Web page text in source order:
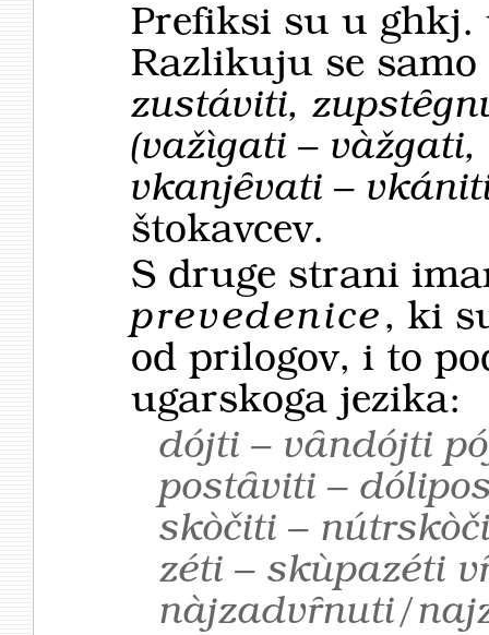
Prefiksi su u
Razlikuju se
zustáviti,
(važìgati –
vkanjȇvati –
štokavcev.
S druge strani
prevedenice, ki
od prilogov, i to
ugarskoga jezika:
dójti – vȃndójti
postȃviti –
skòčiti –
zéti – skùpazéti
nàjzadvȓnuti/